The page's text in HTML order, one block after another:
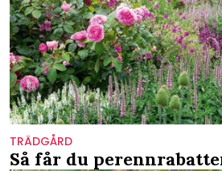
TRÄDGÅRD
Så får du